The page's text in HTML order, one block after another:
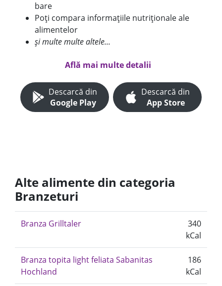
bare
Poți compara informațiile nutriționale ale
alimentelor
și multe multe altele...
Află mai multe detalii
Descarcă din
Google Play
Descarcă din
App Store
Alte alimente din categoria
Branzeturi
Branza Grilltaler
340
kCal
Branza topita light feliata Sabanitas
Hochland
186
kCal